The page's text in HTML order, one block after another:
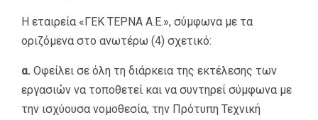
Η εταιρεία «ΓΕΚ ΤΕΡΝΑ Α.Ε.», σύμφωνα με τα
οριζόμενα στο ανωτέρω (4) σχετικό:
α. Οφείλει σε όλη τη διάρκεια της εκτέλεσης των
εργασιών να τοποθετεί και να συντηρεί σύμφωνα με
την ισχύουσα νομοθεσία, την Πρότυπη Τεχνική